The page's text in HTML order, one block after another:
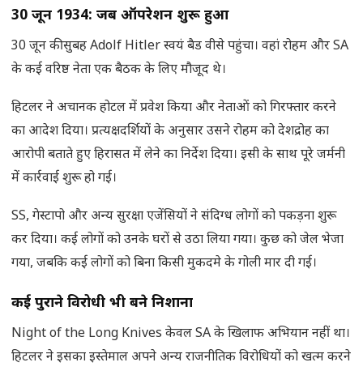
30 जून 1934: जब ऑपरेशन शुरू हुआ
30 जून की सुबह Adolf Hitler स्वयं बैड वीसे पहुंचा। वहां रोहम और SA
के कई वरिष्ठ नेता एक बैठक के लिए मौजूद थे।
हिटलर ने अचानक होटल में प्रवेश किया और नेताओं को गिरफ्तार करने
का आदेश दिया। प्रत्यक्षदर्शियों के अनुसार उसने रोहम को देशद्रोह का
आरोपी बताते हुए हिरासत में लेने का निर्देश दिया। इसी के साथ पूरे जर्मनी
में कार्रवाई शुरू हो गई।
SS, गेस्टापो और अन्य सुरक्षा एजेंसियों ने संदिग्ध लोगों को पकड़ना शुरू
कर दिया। कई लोगों को उनके घरों से उठा लिया गया। कुछ को जेल भेजा
गया, जबकि कई लोगों को बिना किसी मुकदमे के गोली मार दी गई।
कई पुराने विरोधी भी बने निशाना
Night of the Long Knives केवल SA के खिलाफ अभियान नहीं था।
हिटलर ने इसका इस्तेमाल अपने अन्य राजनीतिक विरोधियों को खत्म करने